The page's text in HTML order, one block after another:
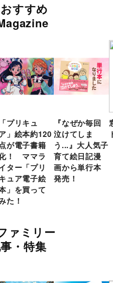
すすめ
「プリキュ
」絵本約120
が電子書籍
！ ママラ
ター「プリ
ュア電子絵
」を買って
た！
『なぜか毎回
泣けてしま
う...』大人気子
育て絵日記漫
画から単行本
発売！
ァミリー
・特集